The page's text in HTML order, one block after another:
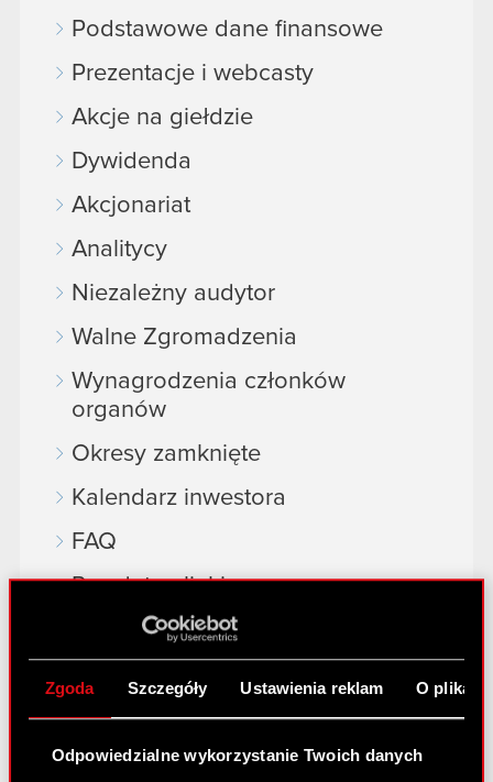
Zgoda Szczegóły Ustawienia reklam O
Odpowiedzialne wykorzystanie Twoich danych
Podstawowe dane finansowe
Prezentacje i webcasty
Akcje na giełdzie
Dywidenda
Akcjonariat
Analitycy
Niezależny audytor
Walne Zgromadzenia
Wynagrodzenia członków
organów
Okresy zamknięte
Kalendarz inwestora
FAQ
Przydatne linki
Kontakt IR
thewitcher.com